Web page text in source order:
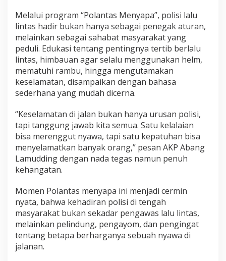
r
a
n
T
r
t
i
b
e
r
l
a
u
L
t
a
s
Melalui program “Polantas Menyapa”, polisi lalu
lintas hadir bukan hanya sebagai penegak aturan,
melainkan sebagai sahabat masyarakat yang
peduli. Edukasi tentang pentingnya tertib berlalu
lintas, himbauan agar selalu menggunakan helm,
mematuhi rambu, hingga mengutamakan
keselamatan, disampaikan dengan bahasa
sederhana yang mudah dicerna.
“Keselamatan di jalan bukan hanya urusan polisi,
tapi tanggung jawab kita semua. Satu kelalaian
bisa merenggut nyawa, tapi satu kepatuhan bisa
menyelamatkan banyak orang,” pesan AKP Abang
Lamudding dengan nada tegas namun penuh
kehangatan.
Momen Polantas menyapa ini menjadi cermin
nyata, bahwa kehadiran polisi di tengah
masyarakat bukan sekadar pengawas lalu lintas,
melainkan pelindung, pengayom, dan pengingat
tentang betapa berharganya sebuah nyawa di
jalanan.